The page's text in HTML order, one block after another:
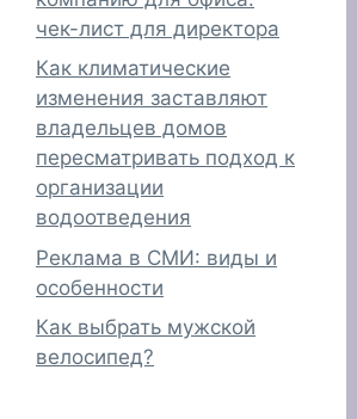
чек-лист для директора
Как климатические
изменения заставляют
владельцев домов
пересматривать подход к
организации
водоотведения
Реклама в СМИ: виды и
особенности
Как выбрать мужской
велосипед?